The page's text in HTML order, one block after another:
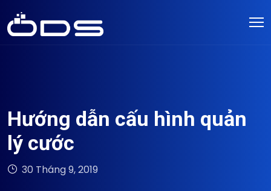
Hướng dẫn cấu hình quản
lý cước
30 Tháng 9, 2019